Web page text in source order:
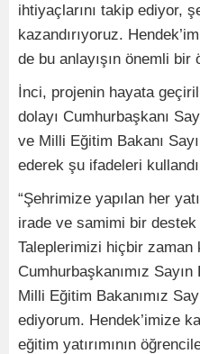
ihtiyaçlarını takip ediyor,
kazandırıyoruz.
de bu anlayışın önemli bir
İnci, projenin hayata
dolayı Cumhurbaşkanı
ve Milli Eğitim Bakanı
ederek şu ifadeleri
“Şehrimize yapılan her
irade ve samimi bir destek
Taleplerimizi hiçbir zaman
Cumhurbaşkanımız
Milli Eğitim Bakanımız
ediyorum. Hendek’imize
eğitim yatırımının